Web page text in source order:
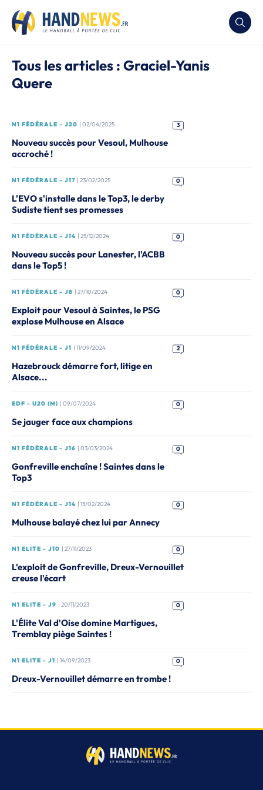
Tous les articles : Graciel-Yanis
Quere
N1 FÉDÉRALE - J20 | 02/04/2025 3
Nouveau succès pour Vesoul, Mulhouse
accroché !
N1 FÉDÉRALE - J17 | 23/02/2025 0
L'EVO s'installe dans le Top3, le derby
Sudiste tient ses promesses
N1 FÉDÉRALE - J14 | 25/12/2024 0
Nouveau succès pour Lanester, l'ACBB
dans le Top5 !
N1 FÉDÉRALE - J8 | 27/10/2024 0
Exploit pour Vesoul à Saintes, le PSG
explose Mulhouse en Alsace
N1 FÉDÉRALE - J1 | 11/09/2024 2
Hazebrouck démarre fort, litige en
Alsace...
EDF - U20 (M) | 09/07/2024 0
Se jauger face aux champions
N1 FÉDÉRALE - J16 | 03/03/2024 0
Gonfreville enchaîne ! Saintes dans le
Top3
N1 FÉDÉRALE - J14 | 13/02/2024 0
Mulhouse balayé chez lui par Annecy
N1 ELITE - J10 | 27/11/2023 0
L'exploit de Gonfreville, Dreux-Vernouillet
creuse l'écart
N1 ELITE - J9 | 20/11/2023 0
L'Élite Val d'Oise domine Martigues,
Tremblay piège Saintes !
N1 ELITE - J1 | 14/09/2023 0
Dreux-Vernouillet démarre en trombe !